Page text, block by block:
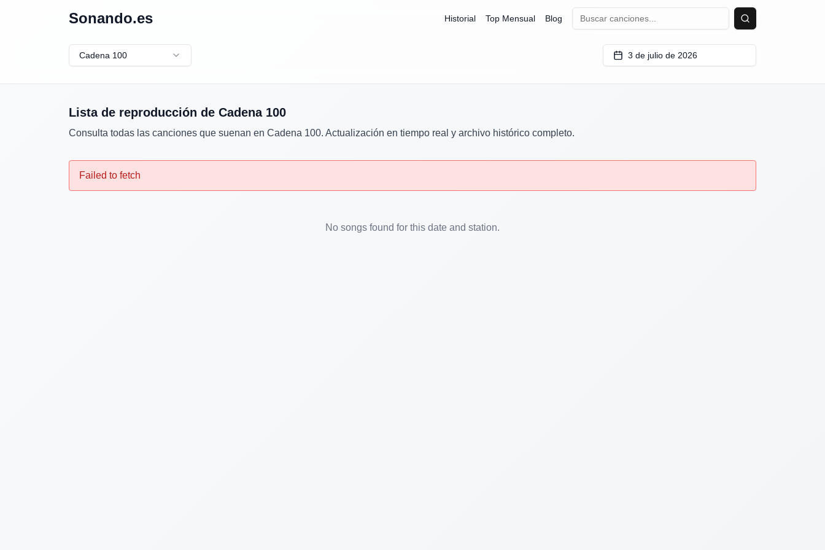
Sonando.es Historial Top Mensual Blog
Buscar
Cadena 100 3 de julio de 2026
Lista de reproducción de Cadena 100
Consulta todas las canciones que suenan en Cadena 100. Actualización en tiempo real y archivo histórico completo.
Failed to fetch
No songs found for this date and station.